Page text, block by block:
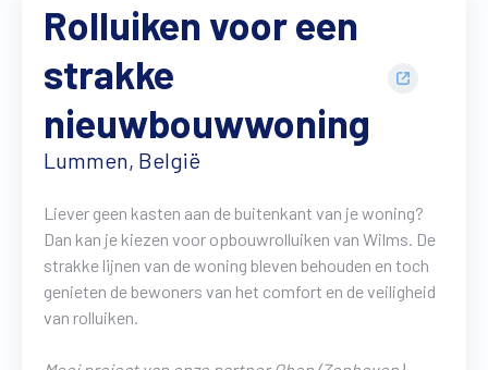
Tools
Jobs
NL
Rolluiken voor een
strakke
nieuwbouwwoning
Lummen, België
Liever geen kasten aan de buitenkant van je woning?
Dan kan je kiezen voor opbouwrolluiken van Wilms. De
strakke lijnen van de woning bleven behouden en toch
genieten de bewoners van het comfort en de veiligheid
van rolluiken.